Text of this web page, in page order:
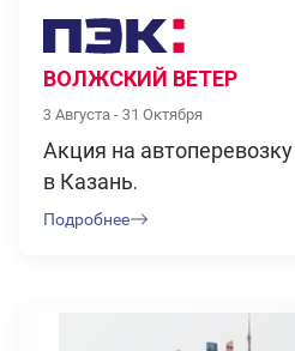
ВОЛЖСКИЙ ВЕТЕР
3 Августа - 31 Октября
Акция на
в Казань.
Подробнее